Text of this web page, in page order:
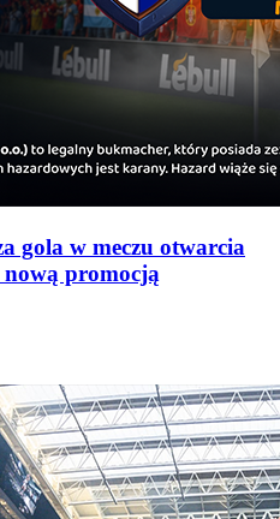
gola w meczu otwarcia
promocją